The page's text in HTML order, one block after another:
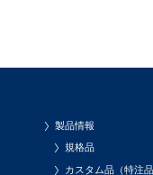
製品情報
規格品
カスタム品（特注